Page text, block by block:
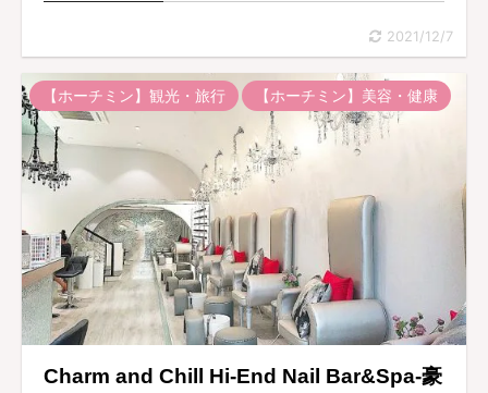
2021/12/7
【ホーチミン】観光・旅行 【ホーチミン】美容・健康
Charm and Chill Hi-End Nail Bar&Spa-豪